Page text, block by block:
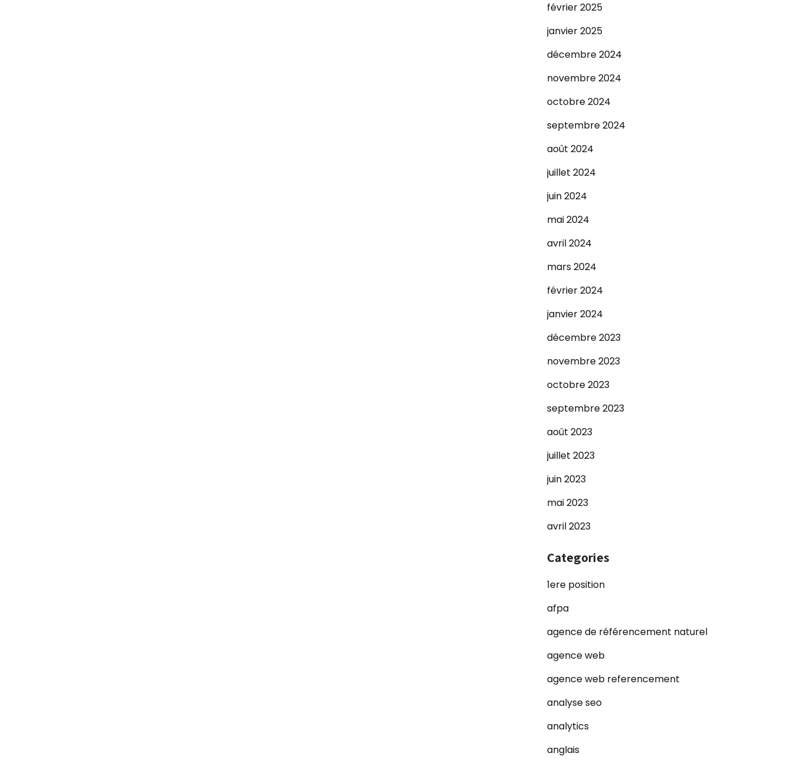
février 2025
janvier 2025
décembre 2024
novembre 2024
octobre 2024
septembre 2024
août 2024
juillet 2024
juin 2024
mai 2024
avril 2024
mars 2024
février 2024
janvier 2024
décembre 2023
novembre 2023
octobre 2023
septembre 2023
août 2023
juillet 2023
juin 2023
mai 2023
avril 2023
Categories
1ere position
afpa
agence de référencement naturel
agence web
agence web referencement
analyse seo
analytics
anglais